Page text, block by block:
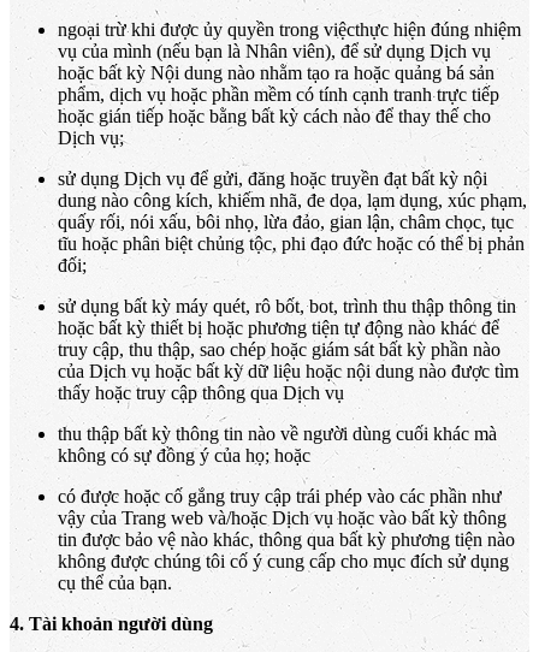
ngoại trừ khi được ủy quyền trong việcthực hiện đúng nhiệm
vụ của mình (nếu bạn là Nhân viên), để sử dụng Dịch vụ
hoặc bất kỳ Nội dung nào nhằm tạo ra hoặc quảng bá sản
phẩm, dịch vụ hoặc phần mềm có tính cạnh tranh trực tiếp
hoặc gián tiếp hoặc bằng bất kỳ cách nào để thay thế cho
Dịch vụ;
sử dụng Dịch vụ để gửi, đăng hoặc truyền đạt bất kỳ nội
dung nào công kích, khiếm nhã, đe dọa, lạm dụng, xúc phạm,
quấy rối, nói xấu, bôi nhọ, lừa đảo, gian lận, châm chọc, tục
tĩu hoặc phân biệt chủng tộc, phi đạo đức hoặc có thể bị phản
đối;
sử dụng bất kỳ máy quét, rô bốt, bot, trình thu thập thông tin
hoặc bất kỳ thiết bị hoặc phương tiện tự động nào khác để
truy cập, thu thập, sao chép hoặc giám sát bất kỳ phần nào
của Dịch vụ hoặc bất kỳ dữ liệu hoặc nội dung nào được tìm
thấy hoặc truy cập thông qua Dịch vụ
thu thập bất kỳ thông tin nào về người dùng cuối khác mà
không có sự đồng ý của họ; hoặc
có được hoặc cố gắng truy cập trái phép vào các phần như
vậy của Trang web và/hoặc Dịch vụ hoặc vào bất kỳ thông
tin được bảo vệ nào khác, thông qua bất kỳ phương tiện nào
không được chúng tôi cố ý cung cấp cho mục đích sử dụng
cụ thể của bạn.
4. Tài khoản người dùng